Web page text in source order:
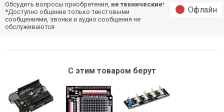
Обсудить вопросы приобретения, не технические!
*Доступно общение только текстовыми
сообщениями, звонки и аудио сообщения не
обслуживаются
Офлайн
С этим товаром берут